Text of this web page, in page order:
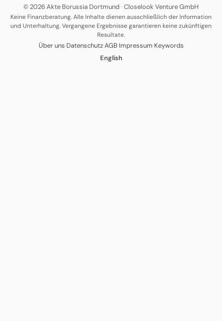
© 2026 Akte Borussia Dortmund· Closelook Venture GmbH
Keine Finanzberatung. Alle Inhalte dienen ausschließlich der Information
und Unterhaltung. Vergangene Ergebnisse garantieren keine zukünftigen
Resultate.
Über uns·Datenschutz·AGB·Impressum·Keywords
English